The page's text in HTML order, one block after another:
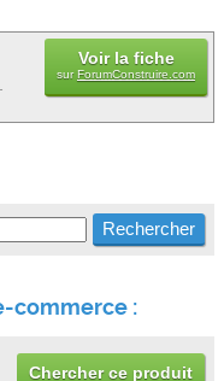
Voir la fiche
surForumConstruire.com
commerce :
Chercher ce produit